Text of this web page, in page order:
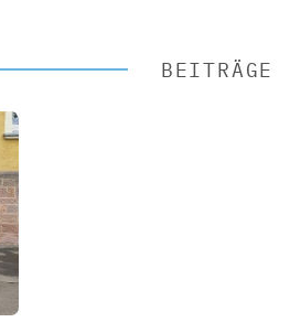
BEITRÄGE